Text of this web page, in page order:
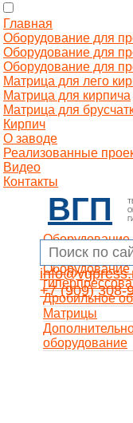
Главная
Оборудование для
Оборудование для
Оборудование для
Матрица для лего
Матрица для кирпича
Матрица для
Кирпич
О заводе
Реализованные
Видео
Контакты
ВГП
+7 (909) 308-
Оборудование
кирпича»
Оборудование
Дробильное
Матрицы
оборудование